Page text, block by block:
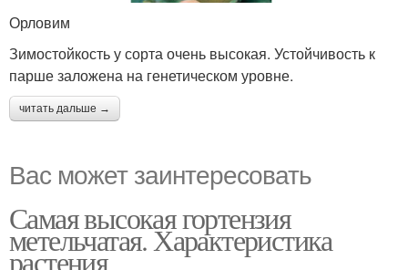
Орловим
Зимостойкость у сорта очень высокая. Устойчивость к
парше заложена на генетическом уровне.
читать дальше →
Вас может заинтересовать
Самая высокая гортензия
метельчатая. Характеристика
растения